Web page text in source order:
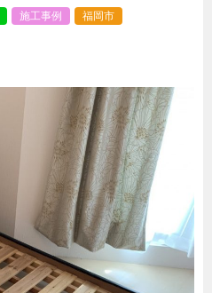
施工事例
福岡市